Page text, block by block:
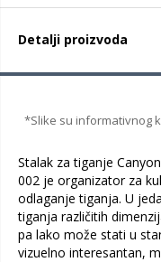
Detalji proizvoda
*Slike su informativnog
Stalak za tiganje
002 je organizator za
odlaganje tiganja. U
tiganja različitih
pa lako može stati u
vizuelno interesantan,